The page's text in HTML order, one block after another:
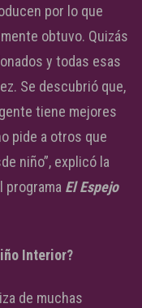
por lo que
obtuvo. Quizás
y todas esas
Se descubrió que,
tiene mejores
pide a otros que
niño”, explicó la
programa El Espejo
Interior?
de muchas